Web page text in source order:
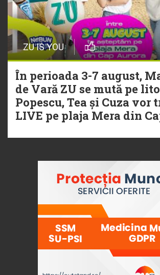
ZU IS YOU
În perioada 3-7 august,
de Vară ZU se mută pe
Popescu, Tea și Cuza vor
LIVE pe plaja Mera din